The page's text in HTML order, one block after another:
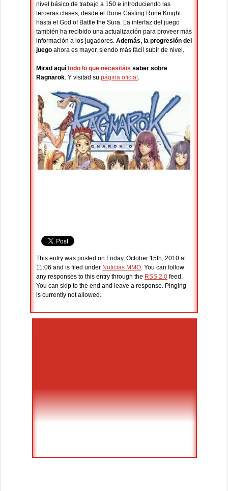
nivel básico de trabajo a 150 e introduciendo las
terceras clases; desde el Rune Casting Rune Knight
hasta el God of Battle the Sura. La interfaz del juego
también ha recibido una actualización para proveer más
información a los jugadores. Además, la progresión del
juego ahora es mayor, siendo más fácil subir de nivel.
Mirad aquí todo lo que necesitáis saber sobre
Ragnarok. Y visitad su página oficial .
This entry was posted on Friday, October 15th, 2010 at
11:06 and is filed under Noticias MMO. You can follow
any responses to this entry through the RSS 2.0 feed.
You can skip to the end and leave a response. Pinging
is currently not allowed.